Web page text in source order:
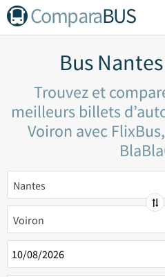
ComparaBUS
Bus
Trouvez et
meilleurs billets
Voiron avec
Nantes
Voiron